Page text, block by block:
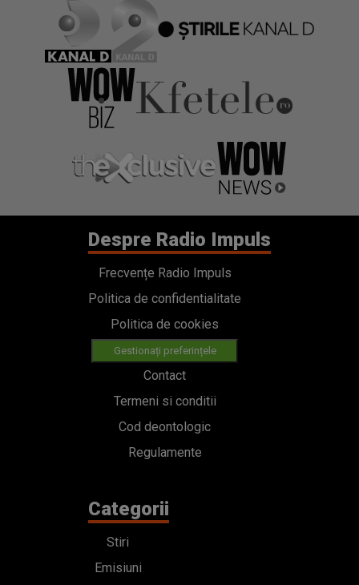
Despre Radio Impuls
Frecvențe Radio Impuls
Politica de confidentialitate
Politica de cookies
Gestionați preferințele
Contact
Termeni si conditii
Cod deontologic
Regulamente
Categorii
Stiri
Emisiuni